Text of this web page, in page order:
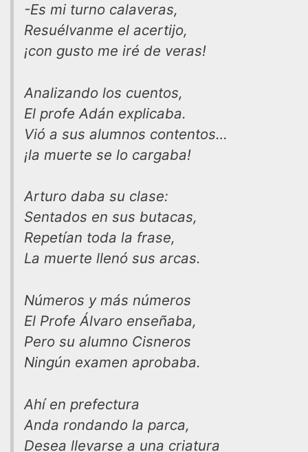
-Es mi turno calaveras,
Resuélvanme el acertijo,
¡con gusto me iré de veras!
Analizando los cuentos,
El profe Adán explicaba.
Vió a sus alumnos contentos…
¡la muerte se lo cargaba!
Arturo daba su clase:
Sentados en sus butacas,
Repetían toda la frase,
La muerte llenó sus arcas.
Números y más números
El Profe Álvaro enseñaba,
Pero su alumno Cisneros
Ningún examen aprobaba.
Ahí en prefectura
Anda rondando la parca,
Desea llevarse a una criatura